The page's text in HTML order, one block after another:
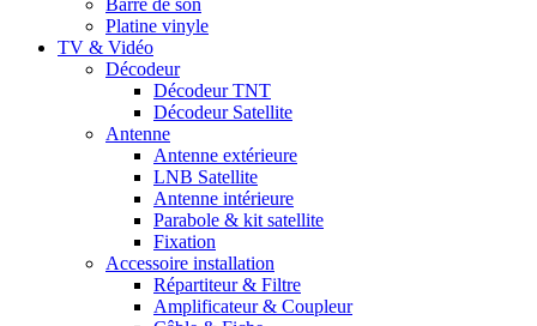
Platine vinyle
TV & Vidéo
Décodeur
Décodeur TNT
Décodeur Satellite
Antenne
Antenne extérieure
LNB Satellite
Antenne intérieure
Parabole & kit satellite
Fixation
Accessoire installation
Répartiteur & Filtre
Amplificateur & Coupleur